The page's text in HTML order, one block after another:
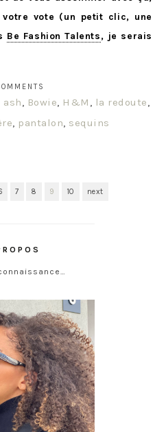
vote (un petit clic, une
Be Fashion Talents, je serais
ash, Bowie, H&M , la redoute,
, pantalon, sequins
7 8 9 10 next